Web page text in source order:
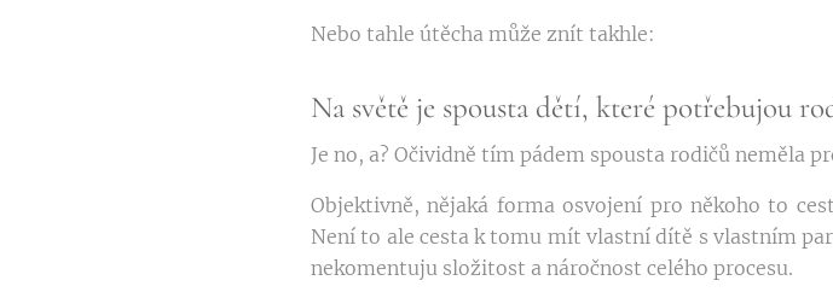
Nebo tahle útěcha může znít takhle:
Na světě je spousta dětí, které potřebujou
Je no, a? Očividně tím pádem spousta rodičů neměla
Objektivně, nějaká forma osvojení pro někoho to
Není to ale cesta k tomu mít vlastní dítě s vlastním
nekomentuju složitost a náročnost celého procesu.